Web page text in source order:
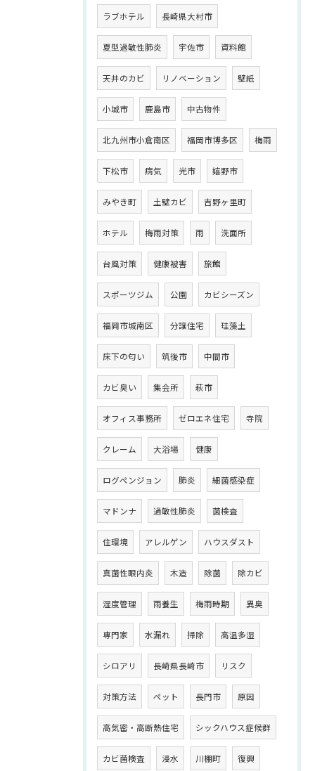
ラブホテル 長崎県大村市
夏型過敏性肺炎 宇佐市 資料館
天井のカビ リノベーション 壁紙
小城市 鹿島市 中古物件
北九州市小倉南区 福岡市博多区 梅雨
下松市 病気 光市 嬉野市
みやき町 土壁カビ 吉野ヶ里町
ホテル 梅雨対策 雨 洗面所
台風対策 健康被害 旅館
スポーツジム 公園 カビシーズン
福岡市城南区 分譲住宅 珪藻土
床下の匂い 筑後市 中間市
カビ臭い 集会所 萩市
オフィス事務所 ゼロエネ住宅 寺院
クレーム 大浴場 健康
ログペンジョン 肺炎 細菌感染症
マドンナ 過敏性肺炎 菌検査
住環境 アレルゲン ハウスダスト
真菌性眼内炎 木造 除菌 除カビ
湿度管理 雨養生 梅雨時期 異臭
専門家 水漏れ 掃除 高温多湿
シロアリ 長崎県長崎市 リスク
対策方法 ペット 長門市 原因
高気密・高断熱住宅 シックハウス症候群
カビ菌検査 浸水 川棚町 復興